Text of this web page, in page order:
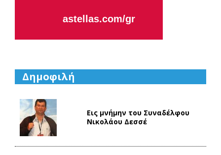
astellas.com/gr
Δημοφιλή
Εις μνήμην του Συναδέλφου
Νικολάου Δεσσέ